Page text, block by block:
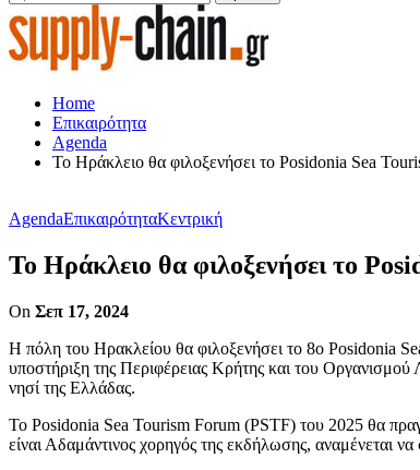
Home
Επικαιρότητα
Agenda
Το Ηράκλειο θα φιλοξενήσει το Posidonia Sea
AgendaΕπικαιρότηταΚεντρική
Το Ηράκλειο θα φιλοξενήσει το
On Σεπ 17, 2024
Η πόλη του Ηρακλείου θα φιλοξενήσει το 8ο Posidonia
υποστήριξη της Περιφέρειας Κρήτης και του
νησί της Ελλάδας.
Το Posidonia Sea Tourism Forum (PSTF) του 2025 θα
είναι Αδαμάντινος χορηγός της εκδήλωσης, αναμένεται